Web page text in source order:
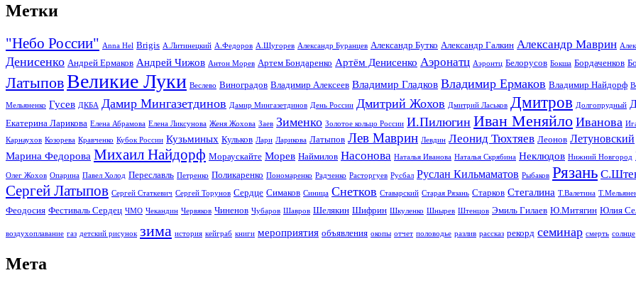
Метки
"Небо России" Anna Hel Brigis А.Литинецкий А.Федоров А.Щугорев Александр Буранцев Александр Бутко Александр Галкин Александр Маврин
Денисенко Андрей Ермаков Андрей Чижов Антон Морев Артем Бондаренко Артём Денисенко Аэронатц Аэронтц Белорусов Бокша Бордаченков
ЛатыповВеликие Луки Веслево Виноградов Владимир Алексеев Владимир Гладков Владимир Ермаков Владимир Найдорф
Мельяненко Гусев ДКБА Дамир Мингазетдинов Дамир Мингазетдинов День России Дмитрий Жохов Дмитрий Ласьков Дмитров Долгопрудный
Екатерина Ларикова Елена Абрамова Елена Ликсунова Женя Жохова Заев Зименко Золотое кольцо России И.Пилюгин Иван Меняйло Иванова
Карнаухов Козорева Кравченко Кубок России Кузьминых Кульков Лари Ларикова Латыпов Лев Маврин Левдин Леонид Тюхтяев Леонов Летуновский
Марина Федорова Михаил Найдорф Мораускайте Морев Наймилов Насонова Наталья Иванова Наталья Скрябина Неклюдов Нижний Новгород
Олег Жохов Опарина Павел Холод Переславль Петренко Поликаренко Пономаренко Радченко Расторгуев Русбал Руслан Кильмаматов Рыбаков Рязань
Сергей Латыпов Сергей Статкевич Сергей Торунов Сердце Симаков Синица Снетков Ставарский Старая Рязань Старков Стегалина Т.Валетина
Феодосия Фестиваль Сердец ЧМО Чекандин Червяков Чиненов Чубаров Шавров Шелякин Шифрин Шкуленко Шнырев Штенцов Эмиль Гилаев Ю.Митягин Юлия
воздухоплавание газ детский рисунок зима история кейграб книги мероприятия объявления окопы отчет половодье разлив рассказ рекорд семинар смерть солнце
Мета